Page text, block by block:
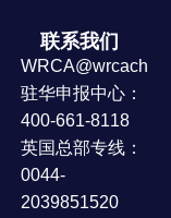
联系我们
驻华申报中心：
400-661-8118
英国总部专线：
0044-
2039851520